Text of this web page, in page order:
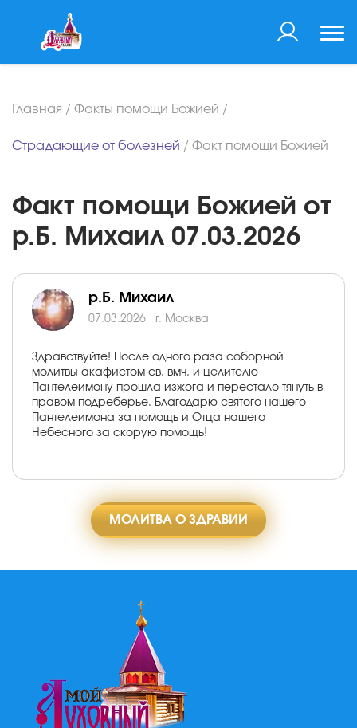
Главная / Факты помощи Божией /
Страдающие от болезней / Факт помощи Божией
Факт помощи Божией от
р.Б. Михаил 07.03.2026
р.Б. Михаил
07.03.2026 г. Москва
Здравствуйте! После одного раза соборной
молитвы акафистом св. вмч. и целителю
Пантелеимону прошла изжога и перестало тянуть в
правом подреберье. Благодарю святого нашего
Пантелеимона за помощь и Отца нашего
Небесного за скорую помощь!
МОЛИТВА О ЗДРАВИИ